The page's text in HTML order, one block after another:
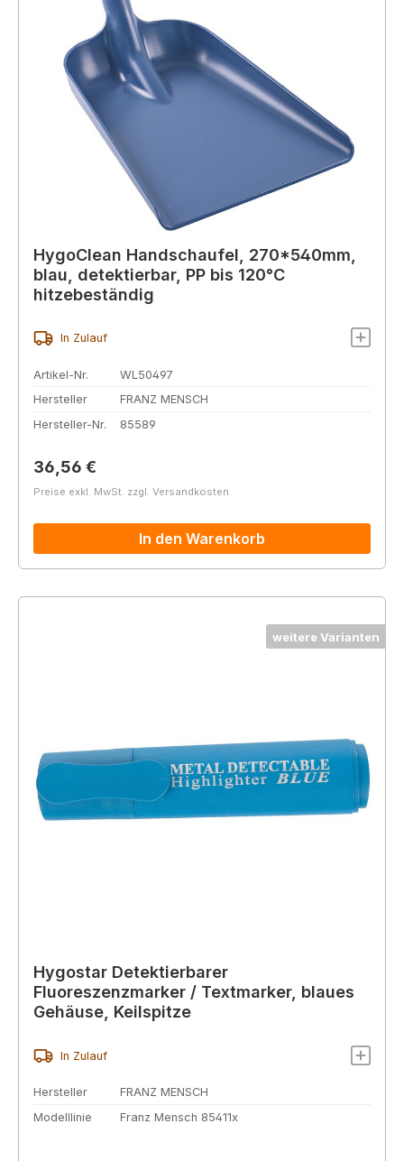
HygoClean Handschaufel, 270*540mm,
blau, detektierbar, PP bis 120°C
hitzebeständig
In Zulauf
Artikel-Nr.
WL50497
Hersteller
FRANZ MENSCH
Hersteller-Nr.
85589
Regulärer Preis:
36,56 €
Preise exkl. MwSt. zzgl. Versandkosten
In den Warenkorb
weitere Varianten
Hygostar Detektierbarer
Fluoreszenzmarker / Textmarker, blaues
Gehäuse, Keilspitze
In Zulauf
Hersteller
FRANZ MENSCH
Modelllinie
Franz Mensch 85411x